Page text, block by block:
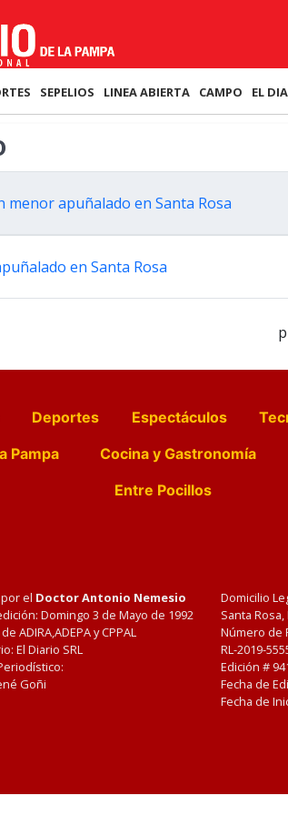
SEPELIOS LINEA ABIERTA CAMPO EL
apuñalado en Santa Rosa
en Santa Rosa
Deportes Espectáculos
Pampa Cocina y Gastronomía
Entre Pocillos
el Doctor Antonio Nemesio
Domingo 3 de Mayo de 1992
ADIRA,ADEPA y CPPAL
El Diario SRL
Goñi
Domicilio
Santa Rosa,
Número de
RL-2019-
Edición #
Fecha de
Fecha de